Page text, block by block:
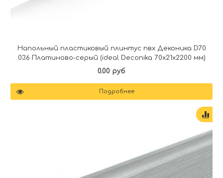
Напольный пластиковый плинтус пвх Деконика D70
036 Платиново-серый (ideal Deconika 70х21х2200 мм)
0.00 руб
Подробнее